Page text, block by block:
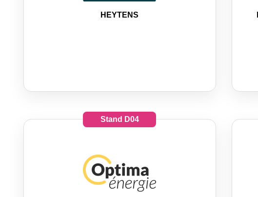
HEYTENS
Stand D04